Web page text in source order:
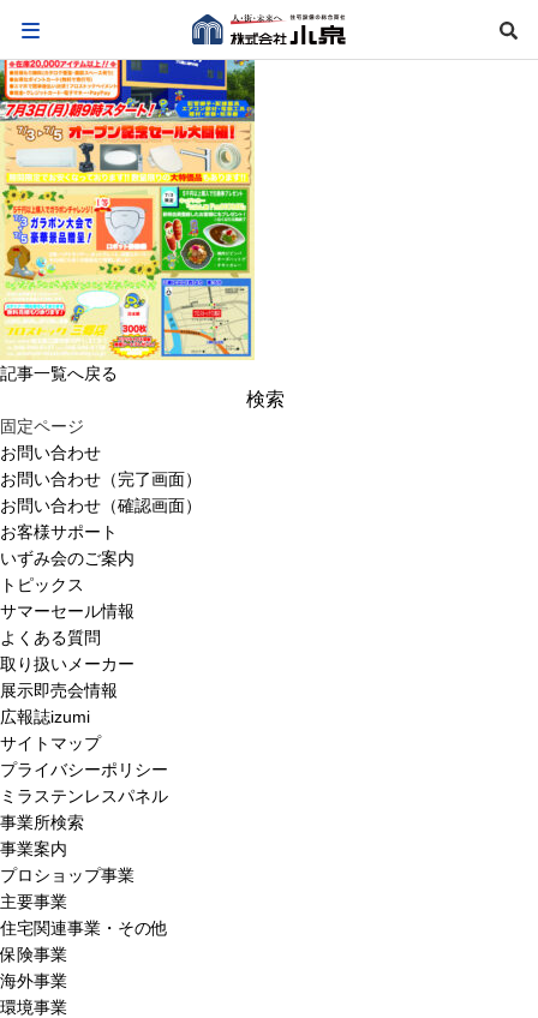
記事一覧へ戻る
索:
固定ページ
お問い合わせ
お問い合わせ（完了画面）
お問い合わせ（確認画面）
お客様サポート
いずみ会のご案内
トピックス
サマーセール情報
よくある質問
取り扱いメーカー
展示即売会情報
広報誌izumi
サイトマップ
プライバシーポリシー
ミラステンレスパネル
事業所検索
事業案内
プロショップ事業
主要事業
住宅関連事業・その他
保険事業
海外事業
環境事業